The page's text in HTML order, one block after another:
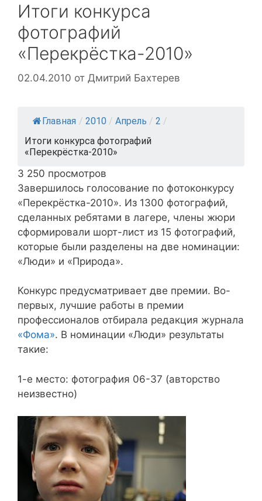
Итоги конкурса
фотографий
«Перекрёстка-2010»
02.04.2010 от Дмитрий Бахтерев
Главная / 2010 / Апрель / 2 /
Итоги конкурса фотографий
«Перекрёстка-2010»
3 250 просмотров
Завершилось голосование по фотоконкурсу
«Перекрёстка-2010». Из 1300 фотографий,
сделанных ребятами в лагере, члены жюри
сформировали шорт-лист из 15 фотографий,
которые были разделены на две номинации:
«Люди» и «Природа».
Конкурс предусматривает две премии. Во-
первых, лучшие работы в премии
профессионалов отбирала редакция журнала
«Фома». В номинации «Люди» результаты
такие:
1-е место: фотография 06-37 (авторство
неизвестно)